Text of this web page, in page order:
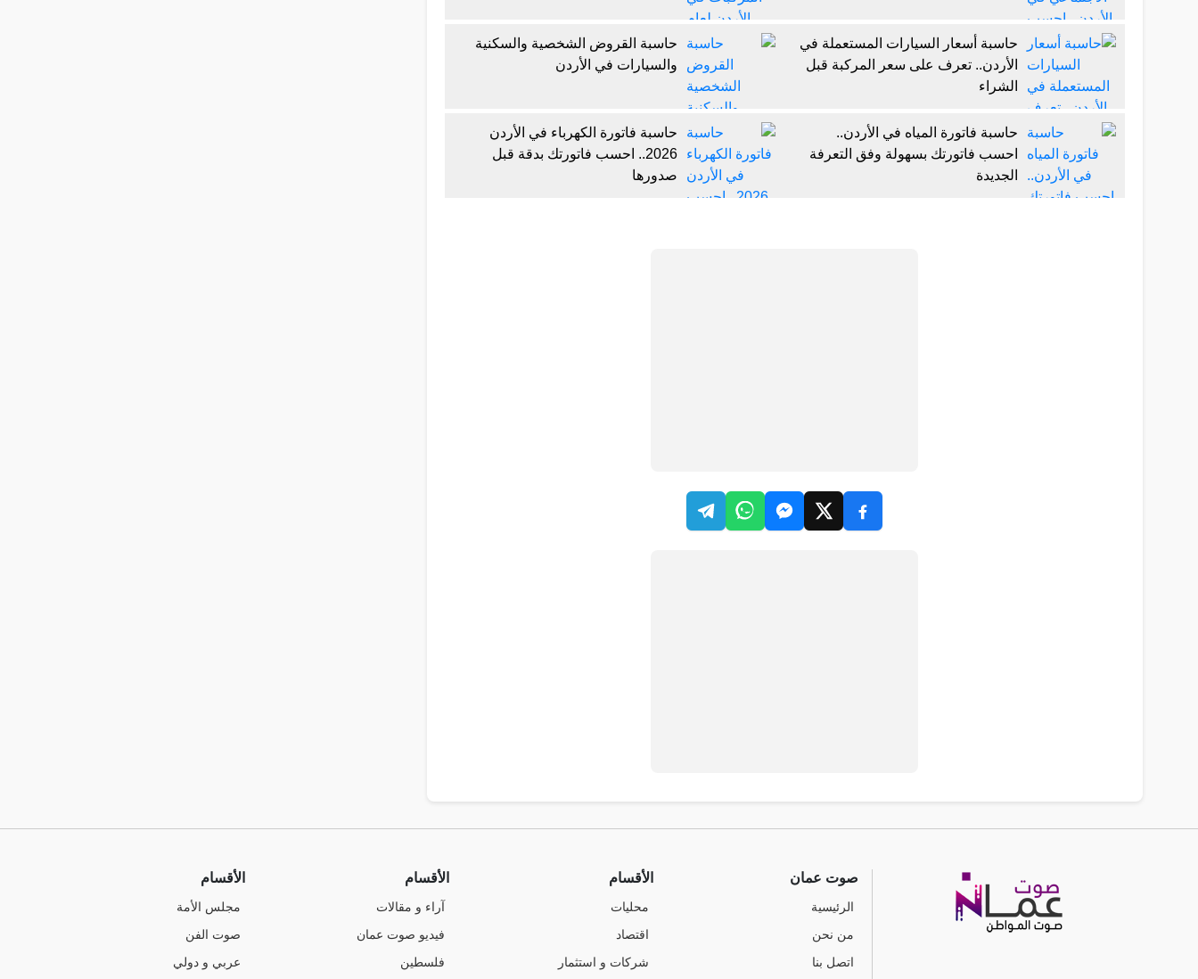
حاسبة أسعار السيارات المستعملة في
الأردن.. تعرف على سعر المركبة قبل
الشراء
حاسبة القروض الشخصية والسكنية
والسيارات في الأردن
حاسبة فاتورة المياه في الأردن..
احسب فاتورتك بسهولة وفق التعرفة
الجديدة
حاسبة فاتورة الكهرباء في الأردن
2026.. احسب فاتورتك بدقة قبل
صدورها
صوت عمان
الرئيسية
من نحن
اتصل بنا
الأقسام
محليات
اقتصاد
شركات و استثمار
الأقسام
آراء و مقالات
فيديو صوت عمان
فلسطين
الأقسام
مجلس الأمة
صوت الفن
عربي و دولي